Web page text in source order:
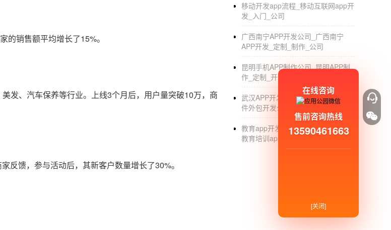
的销售额平均增长了15%。
发、汽车保养等行业。上线3个月后，用户量突破10万，商
反馈，参与活动后，其新客户数量增长了30%。
移动开发app流程_移动互联网app开
发_入门_公司
广西南宁APP开发公司_广西南宁
APP开发_定制_制作_公司
昆明手机APP制作公司_昆明APP制
作_定制_开发_公司
武汉APP开发制作公司_武汉APP软
件外包开发公司排名_哪家好_价格
教育app开发需要多少钱_如何开发
教育培训app_教育培训app开发公司
在线咨询
售前咨询热线
13590461663
[关闭]